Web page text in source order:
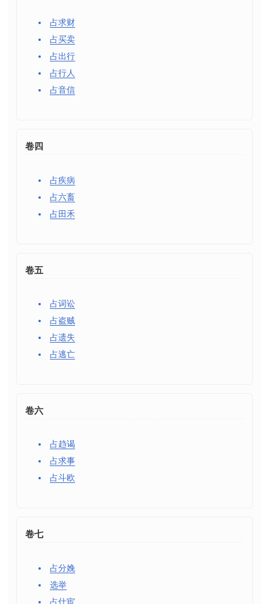
占求财
占买卖
占出行
占行人
占音信
卷四
占疾病
占六畜
占田禾
卷五
占词讼
占盗贼
占遗失
占逃亡
卷六
占趋谒
占求事
占斗欧
卷七
占分娩
选举
占仕宦